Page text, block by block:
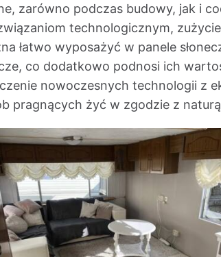
zarówno podczas budowy, jak i
technologicznym, zużycie
łatwo wyposażyć w panele
co dodatkowo podnosi ich
nowoczesnych technologii z
pragnących żyć w zgodzie z